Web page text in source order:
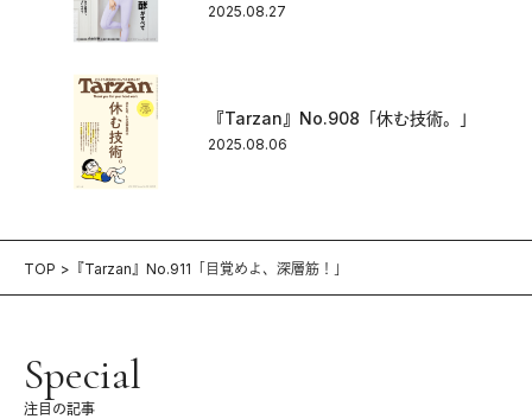
2025.08.27
『Tarzan』No.908「休む技術。」
2025.08.06
TOP 『Tarzan』No.911「目覚めよ、深層筋！」
Special
注目の記事